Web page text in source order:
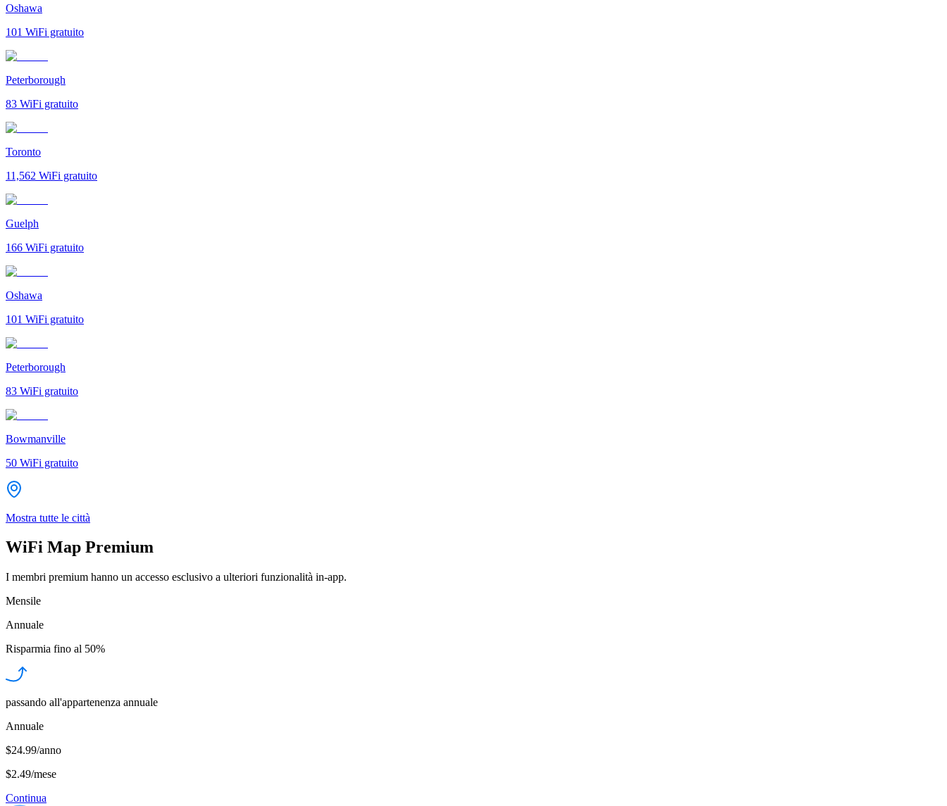
Oshawa
101 WiFi gratuito
Peterborough
83 WiFi gratuito
Toronto
11,562 WiFi gratuito
Guelph
166 WiFi gratuito
Oshawa
101 WiFi gratuito
Peterborough
83 WiFi gratuito
Bowmanville
50 WiFi gratuito
Mostra tutte le città
WiFi Map Premium
I membri premium hanno un accesso esclusivo a ulteriori funzionalità in-app.
Mensile
Annuale
Risparmia fino al 50%
passando all'appartenenza annuale
Annuale
$24.99/anno
$2.49/mese
Continua